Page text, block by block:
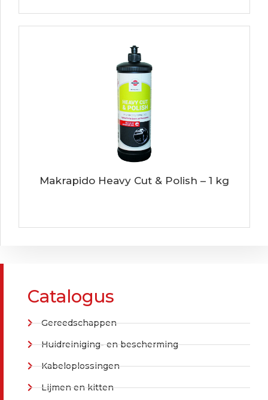
Catalogus
Gereedschappen
Huidreiniging- en bescherming
Kabeloplossingen
Lijmen en kitten
Makrapido Heavy Cut & Polish – 1 kg